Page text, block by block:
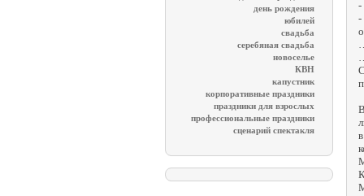
день рождения
юбилей
свадьба
серебяная свадьба
новоселье
КВН
капустник
корпоративные праздники
праздники для взрослых
профессиональные праздники
сценарий спектакля
-
-